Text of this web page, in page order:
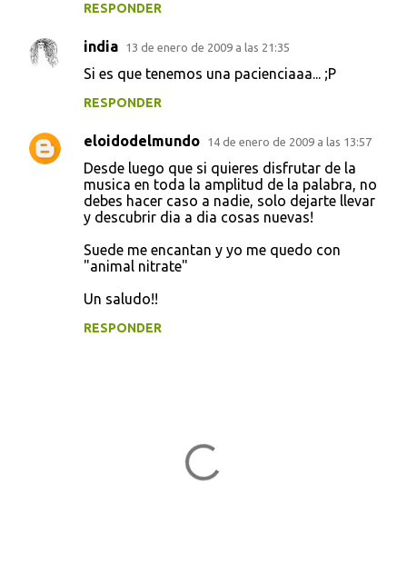
RESPONDER
india 13 de enero de 2009 a las 21:35
Si es que tenemos una pacienciaaa... ;P
RESPONDER
eloidodelmundo 14 de enero de 2009 a las 13:57
Desde luego que si quieres disfrutar de la
musica en toda la amplitud de la palabra, no
debes hacer caso a nadie, solo dejarte llevar
y descubrir dia a dia cosas nuevas!
Suede me encantan y yo me quedo con
"animal nitrate"
Un saludo!!
RESPONDER